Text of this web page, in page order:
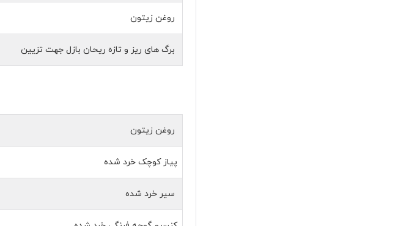
روغن زیتون
برگ های ریز و تازه ریحان بازل جهت تزیین
روغن زیتون
پیاز کوچک خرد شده
سیر خرد شده